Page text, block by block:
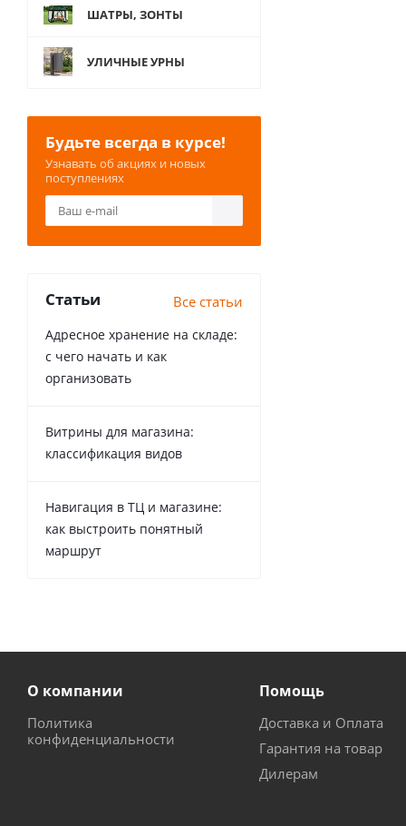
ШАТРЫ, ЗОНТЫ
УЛИЧНЫЕ УРНЫ
Будьте всегда в курсе!
Узнавать об акциях и новых
поступлениях
Статьи Все статьи
Адресное хранение на складе:
с чего начать и как
организовать
Витрины для магазина:
классификация видов
Навигация в ТЦ и магазине:
как выстроить понятный
маршрут
О компании
Политика
конфиденциальности
Помощь
Доставка и Оплата
Гарантия на товар
Дилерам